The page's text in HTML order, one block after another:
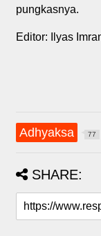
pungkasnya.
Editor: Ilyas
Adhyaksa 77
SHARE: